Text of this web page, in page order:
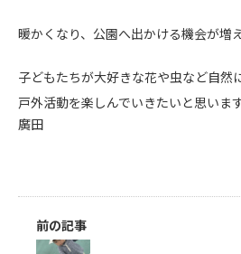
暖かくなり、公園へ出かける機会が増
子どもたちが大好きな花や虫など自然
戸外活動を楽しんでいきたいと思いま
廣田
前の記事